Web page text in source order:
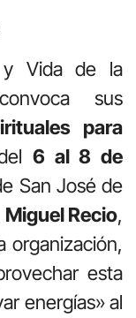
y Vida de la
sus
para
6 al 8 de
San José de
Miguel Recio,
organización,
esta
energías» al